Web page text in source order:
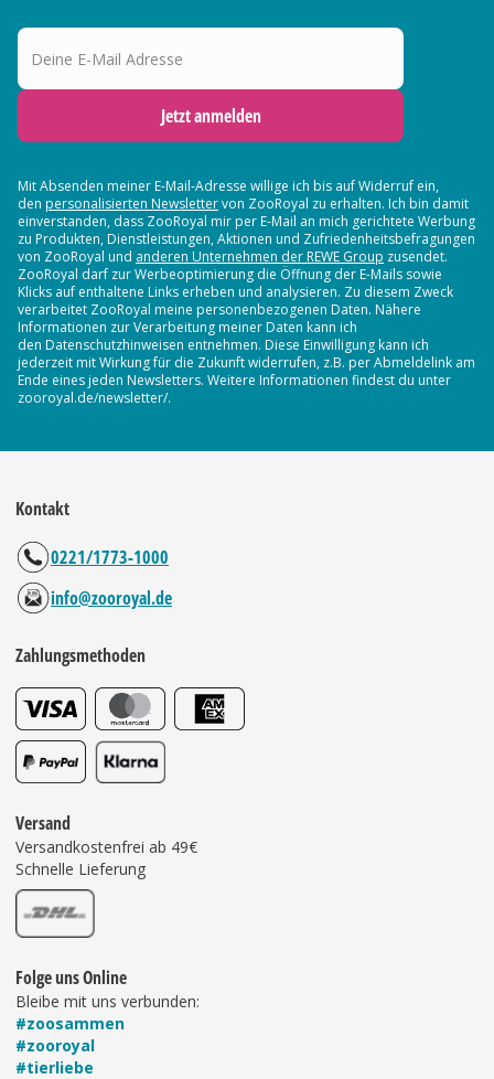
Deine E-Mail Adresse
Jetzt anmelden
Mit Absenden meiner E-Mail-Adresse willige ich bis auf Widerruf ein,
den personalisierten Newslettervon ZooRoyal zu erhalten. Ich bin damit
einverstanden, dass ZooRoyal mir per E-Mail an mich gerichtete Werbung
zu Produkten, Dienstleistungen, Aktionen und Zufriedenheitsbefragungen
von ZooRoyal und anderen Unternehmen der REWE Group zusendet.
ZooRoyal darf zur Werbeoptimierung die Öffnung der E-Mails sowie
Klicks auf enthaltene Links erheben und analysieren. Zu diesem Zweck
verarbeitet ZooRoyal meine personenbezogenen Daten. Nähere
Informationen zur Verarbeitung meiner Daten kann ich
den Datenschutzhinweisen entnehmen. Diese Einwilligung kann ich
jederzeit mit Wirkung für die Zukunft widerrufen, z.B. per Abmeldelink am
Ende eines jeden Newsletters. Weitere Informationen findest du unter
zooroyal.de/newsletter/.
Kontakt
0221/1773-1000
info@zooroyal.de
Zahlungsmethoden
Versand
Versandkostenfrei ab 49€
Schnelle Lieferung
Folge uns Online
Bleibe mit uns verbunden:
#zoosammen
#zooroyal
#tierliebe